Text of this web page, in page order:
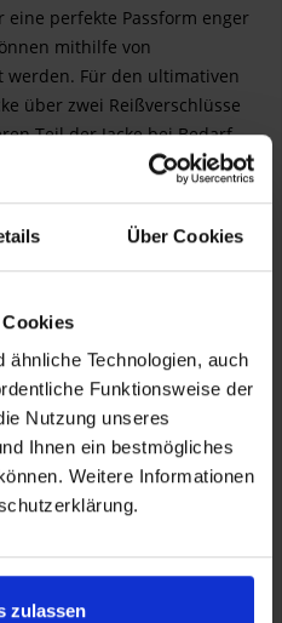
Über Cookies
Technologien, auch
Funktionsweise der
Nutzung unseres
Ihnen ein bestmögliches
Weitere Informationen
zulassen
eine perfekte Passform enger
mithilfe von
werden. Für den ultimativen
über zwei Reißverschlüsse
Teil der Jacke bei Bedarf
an strategischen Stellen
auch im Dunkeln
vorn und 1
an strategischen Stellen:
Jacke und Hose,
Verarbeitung,
Größe der Jacke,